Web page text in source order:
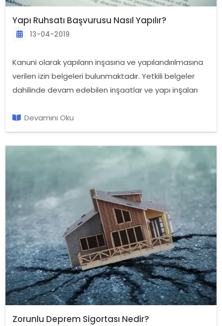
Yapı Ruhsatı Başvurusu Nasıl Yapılır?
13-04-2019
Kanuni olarak yapıların inşasına ve yapılandırılmasına
verilen izin belgeleri bulunmaktadır. Yetkili belgeler
dahilinde devam edebilen inşaatlar ve yapı inşaları
nedir, neden gereklidir? Ve yapı ruhsatı nasıl alınır?”
gibi konularda yasal prosedürlerden bahsedebiliriz.
Yapı ruhsatları, binala
Devamını Oku
Zorunlu Deprem Sigortası Nedir?